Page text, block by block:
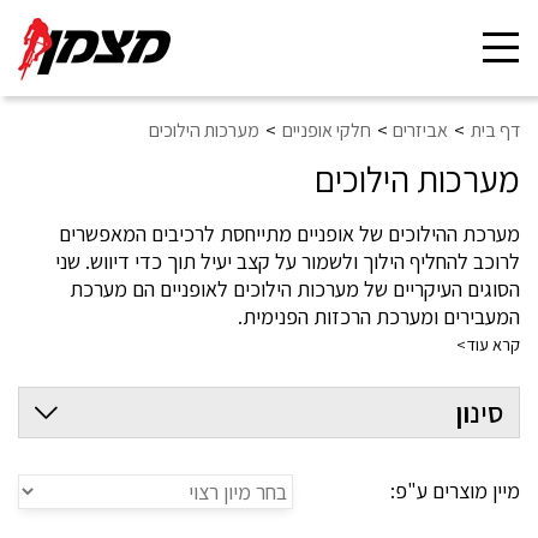
Toggle
navigation
דף בית אביזרים חלקי אופניים מערכות הילוכים
מערכות הילוכים
מערכת ההילוכים של אופניים מתייחסת לרכיבים המאפשרים
לרוכב להחליף הילוך ולשמור על קצב יעיל תוך כדי דיווש. שני
הסוגים העיקריים של מערכות הילוכים לאופניים הם מערכת
המעבירים ומערכת הרכזות הפנימית.
מערכת המעבירים מורכבת ממעביר קדמי ואחורי, שרשרת וסט
לרוכב להחליף הילוכים על ידי הזזת השרשרת בין שרשרת וגלגלי
שיניים שונים. המעביר הקדמי מזיז את השרשרת בין טבעות
השיניים של הקסטה. על ידי מעבר בין הילוכים, הרוכב יכול
להתאים את ההתנגדות של הדוושות כדי לשמור על קצב
קרא עוד>
סינון
מיין מוצרים ע"פ: